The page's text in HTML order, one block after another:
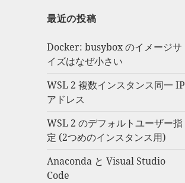
最近の投稿
Docker: busybox のイメージサ
イズはなぜ小さい
WSL 2 複数インスタンス同一 IP
アドレス
WSL 2 のデフォルトユーザー指
定 (2つめのインスタンス用)
Anaconda と Visual Studio
Code